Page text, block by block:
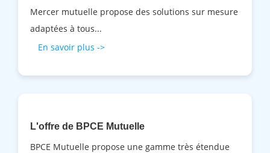
Mercer mutuelle propose des solutions sur mesure
adaptées à tous...
En savoir plus ->
L'offre de BPCE Mutuelle
BPCE Mutuelle propose une gamme très étendue